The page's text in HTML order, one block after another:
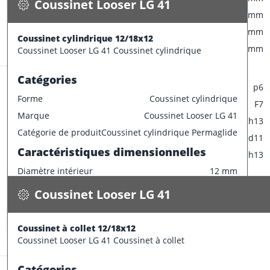
10 mm
22 mm
Epaisseur
3 mm
Champ de tolérance diamètre extérieur
p6
Champ de tolérance diamètre interieur
F7
Champ de tolérance longueur
h13
Champ de tolérance diamètre de la bride
d11
Champ de tolérance largeur de la bride
h13
Tolérances de montage préconisées
Tolérance de l'arbre
Tolérance du logement
H7
Coussinet Looser LG 41
Coussinet cylindrique 12/18x12
Coussinet Looser LG 41 Coussinet cylindrique
Catégories
Forme
Coussinet cylindrique
Marque
Coussinet Looser LG 41
Catégorie de produitCoussinet cylindrique Permaglide
Caractéristiques dimensionnelles
Diamètre intérieur
12 mm
Diamètre extérieur
Tolérances de production
CONFECTIONNER
Stock:130 pce
Coussinet Looser LG 41
0.018 kg / pce
Spécifications
Coussinet Looser LG 41
Coussinet à collet 12/18x12
Coussinet Looser LG 41 Coussinet à collet
CONFECTIONNER
Stock:66 pce